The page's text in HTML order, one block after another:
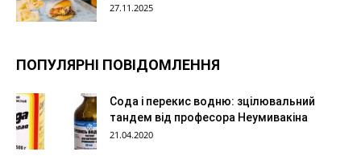
27.11.2025
ПОПУЛЯРНІ ПОВІДОМЛЕННЯ
Сода і перекис водню: зцілювальний
тандем від професора Неумивакіна
21.04.2020